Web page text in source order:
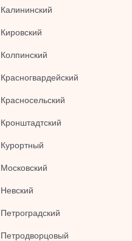
Калининский
Кировский
Колпинский
Красногвардейский
Красносельский
Кронштадтский
Курортный
Московский
Невский
Петроградский
Петродворцовый